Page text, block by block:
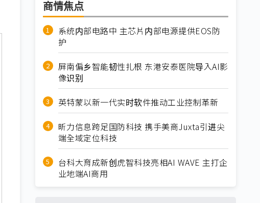
商情焦点
系统内部电路中 主芯片内部电源提供EOS防
护
屏南偏乡智能韧性扎根 东港安泰医院导入AI影
像识别
英特蒙以新一代实时软件推动工业控制革新
昕力信息跨足国防科技 携手美商Juxta引进尖
端全域定位科技
台科大育成新创虎智科技亮相AI WAVE 主打企
业地端AI商用